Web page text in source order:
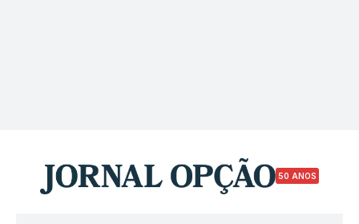
50 ANOS